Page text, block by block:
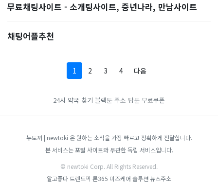
무료채팅사이트 - 소개팅사이트, 중년나라, 만남사이트
채팅어플추천
1 2 3 4 다음
24시 약국 찾기 블랙툰 주소 탑툰 무료쿠폰
뉴토끼 | newtoki 은 원하는 소식을 가장 빠르고 정확하게 전달합니다.
본 서비스는 포털 사이트와 무관한 독립 서비스입니다.
© newtoki Corp. All Rights Reserved.
알고좋다 트렌드픽 론365 미즈케어 솔루션뉴스주소